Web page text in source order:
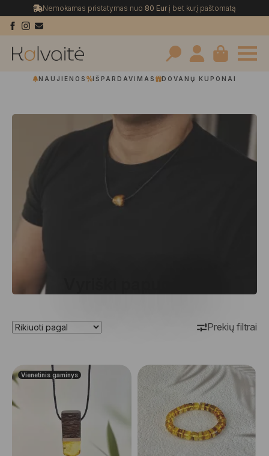
Nemokamas pristatymas nuo 80 Eurį bet kurį paštomatą
Search
NAUJIENOS IŠPARDAVIMAS DOVANŲ KUPONAI
Prekių filtrai
Vienetinis gaminys